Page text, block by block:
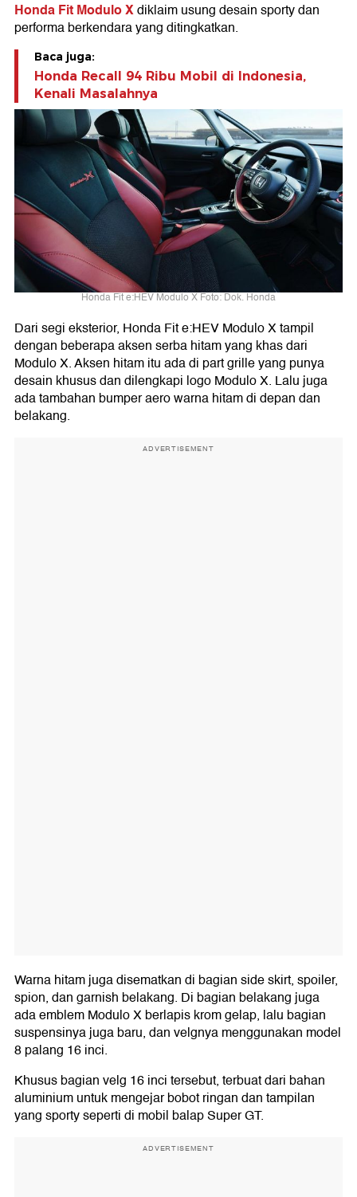
Honda Fit Modulo Xdiklaim usung desain sporty dan
performa berkendara yang ditingkatkan.
Baca juga:
Honda Recall 94 Ribu Mobil di Indonesia,
Kenali Masalahnya
Honda Fit e:HEV Modulo X Foto: Dok. Honda
Dari segi eksterior, Honda Fit e:HEV Modulo X tampil
dengan beberapa aksen serba hitam yang khas dari
Modulo X. Aksen hitam itu ada di part grille yang punya
desain khusus dan dilengkapi logo Modulo X. Lalu juga
ada tambahan bumper aero warna hitam di depan dan
belakang.
ADVERTISEMENT
Warna hitam juga disematkan di bagian side skirt, spoiler,
spion, dan garnish belakang. Di bagian belakang juga
ada emblem Modulo X berlapis krom gelap, lalu bagian
suspensinya juga baru, dan velgnya menggunakan model
8 palang 16 inci.
Khusus bagian velg 16 inci tersebut, terbuat dari bahan
aluminium untuk mengejar bobot ringan dan tampilan
yang sporty seperti di mobil balap Super GT.
ADVERTISEMENT